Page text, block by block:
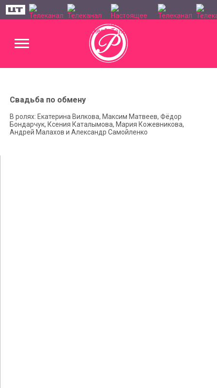
Свадьба по обмену
В ролях: Екатерина Вилкова, Максим Матвеев, Фёдор
Бондарчук, Ксения Каталымова, Мария Кожевникова,
Андрей Малахов и Александр Самойленко